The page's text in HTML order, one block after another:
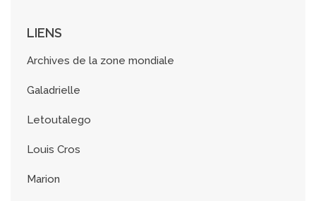
LIENS
Archives de la zone mondiale
Galadrielle
Letoutalego
Louis Cros
Marion